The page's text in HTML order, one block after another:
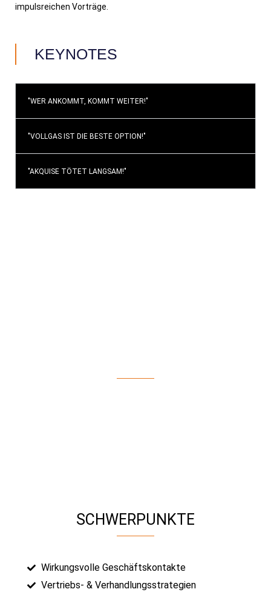
impulsreichen Vorträge.
KEYNOTES
"WER ANKOMMT, KOMMT WEITER!"
"VOLLGAS IST DIE BESTE OPTION!"
"AKQUISE TÖTET LANGSAM!"
SCHWERPUNKTE
Wirkungsvolle Geschäftskontakte
Vertriebs- & Verhandlungsstrategien